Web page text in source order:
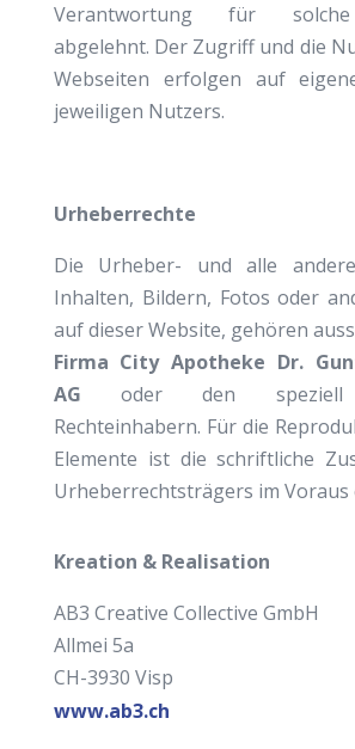
Verantwortung für
abgelehnt. Der Zugriff und die
Webseiten erfolgen auf
jeweiligen Nutzers.
Urheberrechte
Die Urheber- und alle
Inhalten, Bildern, Fotos oder
auf dieser Website, gehören
Firma City Apotheke Dr.
AG oder den speziell
Rechteinhabern. Für die
Elemente ist die schriftliche
Urheberrechtsträgers im Voraus
Kreation & Realisation
AB3 Creative Collective GmbH
Allmei 5a
CH-3930 Visp
www.ab3.ch